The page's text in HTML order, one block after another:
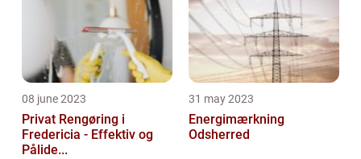
08 june 2023
Privat Rengøring i
Fredericia - Effektiv og
Pålide...
31 may 2023
Energimærkning
Odsherred